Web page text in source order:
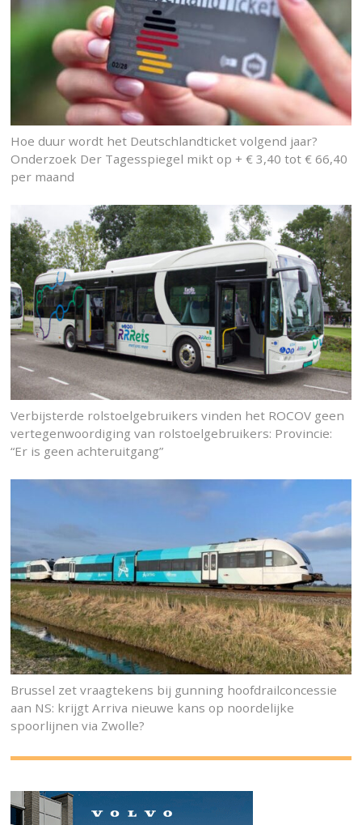
Hoe duur wordt het Deutschlandticket volgend jaar?
Onderzoek Der Tagesspiegel mikt op + € 3,40 tot € 66,40
per maand
Verbijsterde rolstoelgebruikers vinden het ROCOV geen
vertegenwoordiging van rolstoelgebruikers: Provincie:
“Er is geen achteruitgang”
Brussel zet vraagtekens bij gunning hoofdrailconcessie
aan NS: krijgt Arriva nieuwe kans op noordelijke
spoorlijnen via Zwolle?